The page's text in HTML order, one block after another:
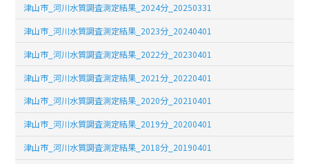
津山市_河川水質調査測定結果_2024分_20250331
津山市_河川水質調査測定結果_2023分_20240401
津山市_河川水質調査測定結果_2022分_20230401
津山市_河川水質調査測定結果_2021分_20220401
津山市_河川水質調査測定結果_2020分_20210401
津山市_河川水質調査測定結果_2019分_20200401
津山市_河川水質調査測定結果_2018分_20190401